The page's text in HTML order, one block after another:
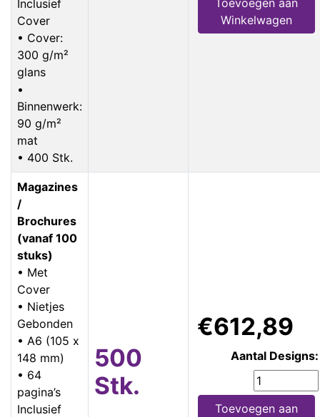
Inclusief
Cover
• Cover:
300 g/m²
glans
•
Binnenwerk:
90 g/m²
mat
• 400 Stk.
Winkelwagen
Magazines
/
Brochures
(vanaf 100
stuks)
• Met
Cover
• Nietjes
Gebonden
• A6 (105 x
148 mm)
• 64
pagina’s
Inclusief
500
Stk.
€612,89
Aantal Designs:
Toevoegen aan